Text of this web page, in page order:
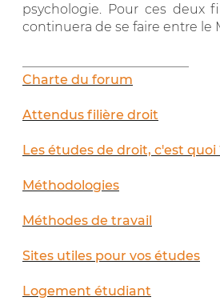
psychologie. Pour ces deux
continuera de se faire entre le
Charte du forum
Attendus filière droit
Les études de droit, c'est quoi
Méthodologies
Méthodes de travail
Sites utiles pour vos études
Logement étudiant